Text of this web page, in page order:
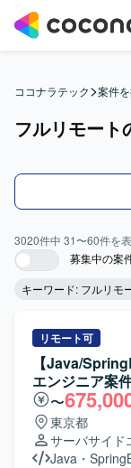
ココナラテック>案件
フルリモート
3020件中 31〜60件を
募集中の案
キーワード: フルリモ
リモート可
【Java/
エンジニア案
〜
東京都
サーバサイド
Java ・